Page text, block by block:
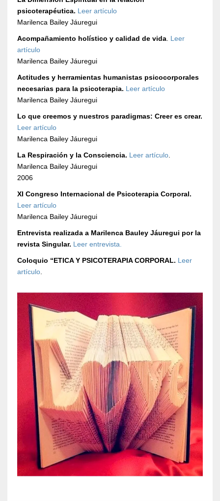
psicoterapéutica. Leer artículo
Marilenca Bailey Jáuregui
Acompañamiento holístico y calidad de vida Leer
artículo
Marilenca Bailey Jáuregui
Actitudes y herramientas humanistas psicocorporales
necesarias para la psicoterapia. Leer artículo
Marilenca Bailey Jáuregui
Lo que creemos y nuestros paradigmas: Creer es crear.
Leer artículo
Marilenca Bailey Jáuregui
La Respiración y la Consciencia. Leer artículo
Marilenca Bailey Jáuregui
2006
XI Congreso Internacional de Psicoterapia Corporal.
Leer artículo
Marilenca Bailey Jáuregui
Entrevista realizada a Marilenca Bauley Jáuregui por la
revista Singular. Leer entrevista.
Coloquio “ETICA Y PSICOTERAPIA CORPORAL. Leer
artículo